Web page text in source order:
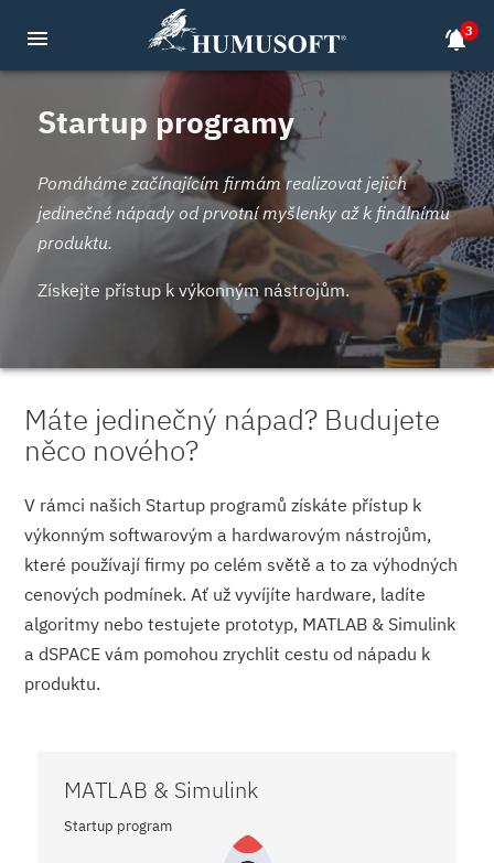
menu notifications_active3
Startup programy
Pomáháme začínajícím firmám realizovat jejich
jedinečné nápady od prvotní myšlenky až k finálnímu
produktu.
Získejte přístup k výkonným nástrojům.
Máte jedinečný nápad? Budujete
něco nového?
V rámci našich Startup programů získáte přístup k
výkonným softwarovým a hardwarovým nástrojům,
které používají firmy po celém světě a to za výhodných
cenových podmínek. Ať už vyvíjíte hardware, ladíte
algoritmy nebo testujete prototyp, MATLAB & Simulink
a dSPACE vám pomohou zrychlit cestu od nápadu k
produktu.
MATLAB & Simulink
Startup program